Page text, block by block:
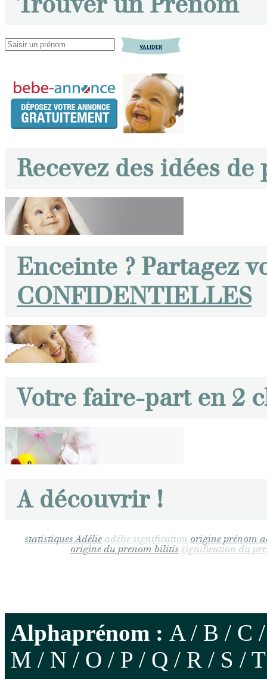
VALIDER
Recevez des idées
Enceinte ? Partagez
CONFIDENTIELLES
Votre faire-part en 2
A découvrir !
statistiques Adélie adélie signification origine prénom
origine du prenom bilitis signification du
Alphaprénom : A/ B / C
M / N / O / P / Q / R / S / T